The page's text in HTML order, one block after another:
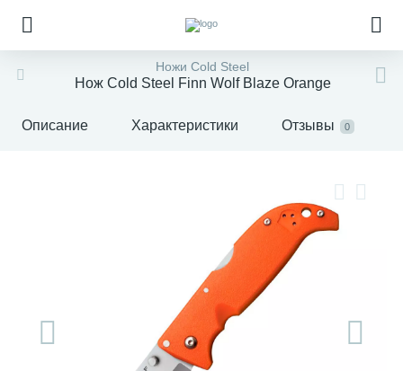
Ножи Cold Steel
Нож Cold Steel Finn Wolf Blaze Orange
Описание Характеристики Отзывы 0